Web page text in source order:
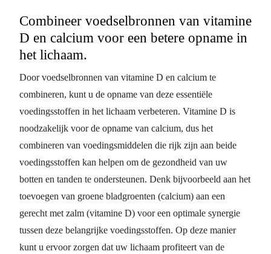
Combineer voedselbronnen van vitamine
D en calcium voor een betere opname in
het lichaam.
Door voedselbronnen van vitamine D en calcium te
combineren, kunt u de opname van deze essentiële
voedingsstoffen in het lichaam verbeteren. Vitamine D is
noodzakelijk voor de opname van calcium, dus het
combineren van voedingsmiddelen die rijk zijn aan beide
voedingsstoffen kan helpen om de gezondheid van uw
botten en tanden te ondersteunen. Denk bijvoorbeeld aan het
toevoegen van groene bladgroenten (calcium) aan een
gerecht met zalm (vitamine D) voor een optimale synergie
tussen deze belangrijke voedingsstoffen. Op deze manier
kunt u ervoor zorgen dat uw lichaam profiteert van de